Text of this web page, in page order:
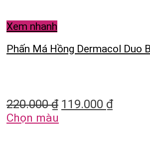
Xem nhanh
Phấn Má Hồng Dermacol Duo
220.000₫ 119.000 ₫
Chọn màu